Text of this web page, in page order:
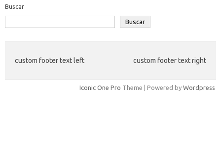
Buscar
Buscar
custom footer text left custom footer text right
Iconic One Pro Theme | Powered by Wordpress